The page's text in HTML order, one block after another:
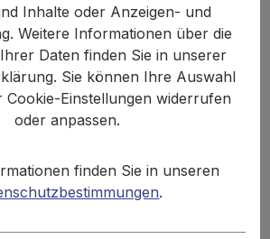
€ 8,32 € / 1 kg
€ 7,78 € / 1 kg
Inhalte oder Anzeigen- und
Weitere Informationen über die
Daten finden Sie in unserer
Sie können Ihre Auswahl
Cookie-Einstellungen widerrufen
oder anpassen.
finden Sie in unseren
.